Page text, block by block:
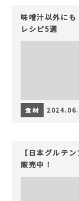
味噌汁以外に
レシピ5選
食材
【日本グルテ
販売中！